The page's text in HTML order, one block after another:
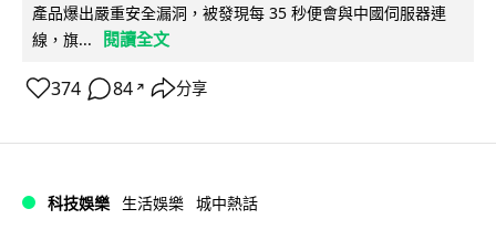
產品爆出嚴重安全漏洞，被發現每 35 秒便會與中國伺服器連
線，旗...
閱讀全文
374 84 ↗ 分享
科技娛樂 生活娛樂 城中熱話